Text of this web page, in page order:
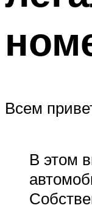
Всем
В этом